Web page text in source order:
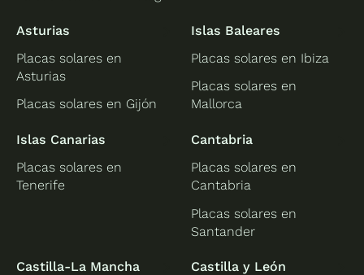
Asturias
Placas solares en
Asturias
Placas solares en Gijón
Islas Baleares
Placas solares en Ibiza
Placas solares en
Mallorca
Islas Canarias
Placas solares en
Tenerife
Cantabria
Placas solares en
Cantabria
Placas solares en
Santander
Castilla-La Mancha
Castilla y León